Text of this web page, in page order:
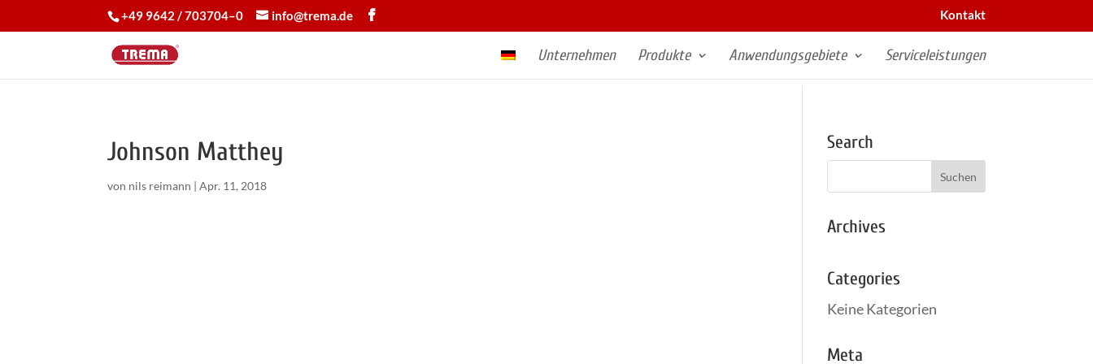
+49 9642 / 703704–0 info@trema.de Kontakt
Unternehmen Produkte Anwendungsgebiete Serviceleistungen
Johnson Matthey
von nils reimann | Apr. 11, 2018
Search
Archives
Categories
Keine Kategorien
Meta